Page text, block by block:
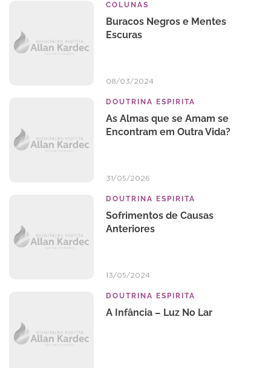
COLUNAS
Buracos Negros e Mentes
Escuras
08/03/2024
DOUTRINA ESPIRITA
As Almas que se Amam se
Encontram em Outra Vida?
31/05/2026
DOUTRINA ESPIRITA
Sofrimentos de Causas
Anteriores
13/05/2024
DOUTRINA ESPIRITA
A Infância – Luz No Lar